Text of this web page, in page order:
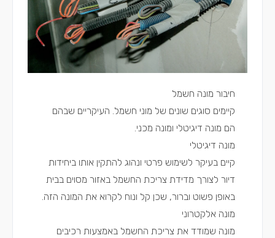
חיבור מונה חשמל
קיימים סוגים שונים של מוני חשמל. העיקריים שבהם
הם מונה דיגיטלי ומונה מכני.
מונה דיגיטלי
קיים בעיקר לשימוש פרטי ונהוג להתקין אותו ביחידות
דיור לצורך מדידת צריכת החשמל באזור מסוים בבית
באופן פשוט וברור, שכן קל ונוח לקרוא את המונה הזה.
מונה אלקטרוני
מונה שמודד את צריכת החשמל באמצעות רכיבים